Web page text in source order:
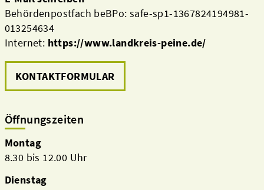
Behördenpostfach beBPo: safe-sp1-1367824194981-
013254634
Internet: https://www.landkreis-peine.de/
KONTAKTFORMULAR
Öffnungszeiten
Montag
8.30 bis 12.00 Uhr
Dienstag